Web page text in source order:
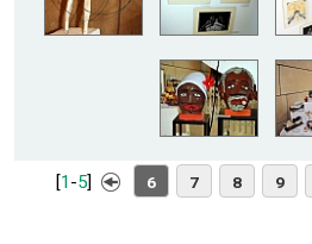
[1-5] 6 7 8 9